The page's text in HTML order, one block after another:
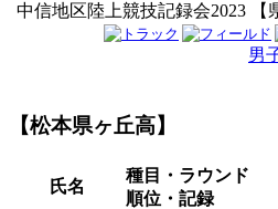
中信地区陸上競技記録会2023 【
男
【松本県ヶ丘高】
氏名
種目・ラウンド
順位・記録